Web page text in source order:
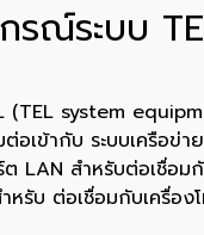
รณ์ระบบ
(TEL system
อเข้ากับ ระบบเครือข่า
ต LAN สำหรับต่อเชื่อ
หรับ ต่อเชื่อมกับเครื่อง